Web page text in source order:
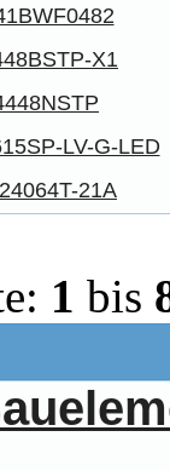
X1
LV-G-LED
21A
1 bis